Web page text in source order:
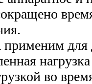
для
во